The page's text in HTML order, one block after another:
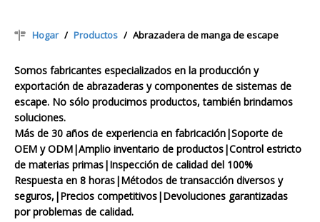
Hogar / Productos / Abrazadera de manga de escape
Somos fabricantes especializados en la producción y
exportación de abrazaderas y componentes de sistemas de
escape. No sólo producimos productos, también brindamos
soluciones.
Más de 30 años de experiencia en fabricación|Soporte de
OEM y ODM|Amplio inventario de productos|Control estricto
de materias primas|Inspección de calidad del 100%
Respuesta en 8 horas|Métodos de transacción diversos y
seguros,|Precios competitivos|Devoluciones garantizadas
por problemas de calidad.